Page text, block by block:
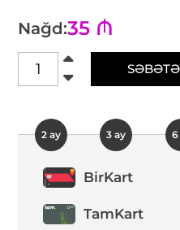
Nağd:35 ₼
2 ay 3 ay 6
BirKart
TamKart